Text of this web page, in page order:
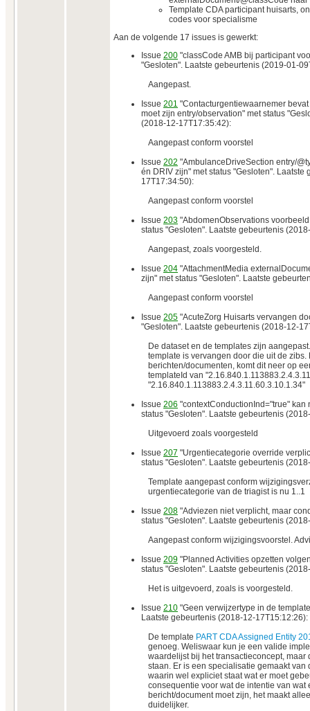
Template CDA participant huisarts,
codes voor specialisme
Aan de volgende 17 issues is gewerkt:
Issue 200 "classCode AMB bij participant
"Gesloten". Laatste gebeurtenis (2019-01-
Aangepast.
Issue 201 "Contacturgentiewaarnemer
moet zijn entry/observation" met status
(2018-12-17T17:35:42):
Aangepast conform voorstel
Issue 202 "AmbulanceDriveSection entry/
én DRIV zijn" met status "Gesloten". Laatste
17T17:34:50):
Aangepast conform voorstel
Issue 203 "AbdomenObservations
status "Gesloten". Laatste gebeurtenis
Aangepast, zoals voorgesteld.
Issue 204 "AttachmentMedia
zijn" met status "Gesloten". Laatste
Aangepast conform voorstel
Issue 205 "AcuteZorg Huisarts vervangen
"Gesloten". Laatste gebeurtenis (2018-12-
De dataset en de templates zijn
template is vervangen door die uit de zibs.
berichten/documenten, komt dit neer op
templateId van
"2.16.840.1.113883.2.4.3.11.60.3.10.1.34"
Issue 206 "contextConductionInd="true" kan
status "Gesloten". Laatste gebeurtenis
Uitgevoerd zoals voorgesteld
Issue 207 "Urgentiecategorie override
status "Gesloten". Laatste gebeurtenis
Template aangepast conform
urgentiecategorie van de triagist is nu 1..1
Issue 208 "Adviezen niet verplicht, maar
status "Gesloten". Laatste gebeurtenis
Aangepast conform wijzigingsvoorstel.
Issue 209 "Planned Activities opzetten
status "Gesloten". Laatste gebeurtenis
Het is uitgevoerd, zoals is voorgesteld.
Issue 210 "Geen verwijzertype in de
Laatste gebeurtenis (2018-12-17T15:12:26):
De template PART CDA Assigned Entity
genoeg. Weliswaar kun je een valide
waardelijst bij het transactieconcept, maar
staan. Er is een specialisatie gemaakt van
waarin wel expliciet staat wat er moet
consequentie voor wat de intentie van wat
bericht/document moet zijn, het maakt
duidelijker.